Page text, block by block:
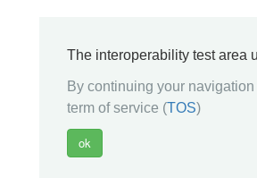
The interoperability test area
By continuing your
term of service (TOS)